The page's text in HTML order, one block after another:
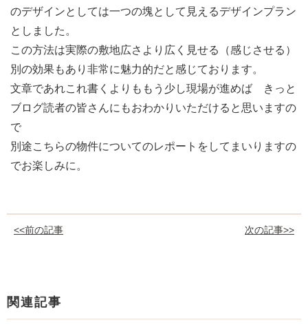
のデザインとしては一つの塊として見えるデザインプラン
としました。
この方法は実際の敷地広さより広く見せる（感じさせる）
別の効果もあり非常に魅力的だと感じております。
文章であれこれ書くよりももう少し現場が進めば きっと
ブログ読者の皆さんにもおわかりいただけると思いますの
で
別途こちらの物件についてのレポートをしてまいりますの
でお楽しみに。
<<前の記事 次の記事>>
関連記事